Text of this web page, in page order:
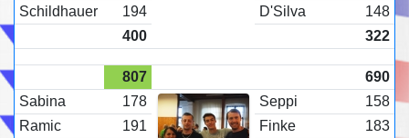
Schildhauer
194 D'Silva
148
400
322
807
690
Sabina
178 Seppi
158
Ramic
191 Finke
183